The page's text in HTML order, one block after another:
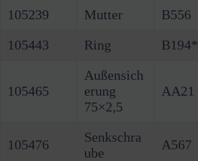
105239
Mutter B556
105443
Ring B194*
105465
Außensich
erung
75×2,5
AA21
105476
Senkschra
ube
A567